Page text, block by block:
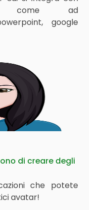
come ad
google
di creare degli
che potete
avatar!